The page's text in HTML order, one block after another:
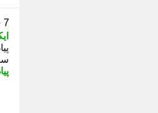
7 -